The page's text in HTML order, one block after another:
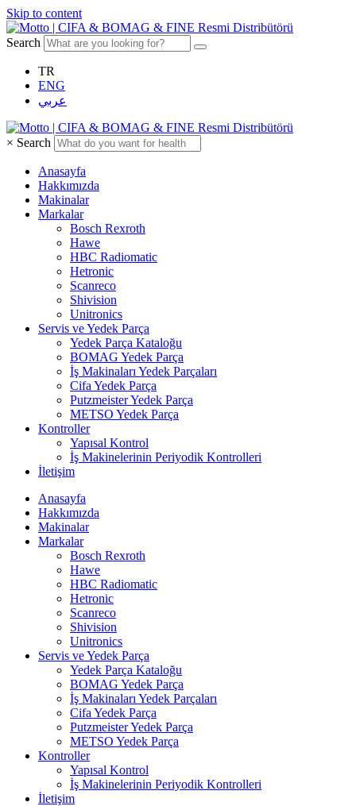
Skip to content
Search
TR
ENG
عربي
× Search
Anasayfa
Hakkımızda
Makinalar
Markalar
Bosch Rexroth
Hawe
HBC Radiomatic
Hetronic
Scanreco
Shivision
Unitronics
Servis ve Yedek Parça
Yedek Parça Kataloğu
BOMAG Yedek Parça
İş Makinaları Yedek Parçaları
Cifa Yedek Parça
Putzmeister Yedek Parça
METSO Yedek Parça
Kontroller
Yapısal Kontrol
İş Makinelerinin Periyodik Kontrolleri
İletişim
Anasayfa
Hakkımızda
Makinalar
Markalar
Bosch Rexroth
Hawe
HBC Radiomatic
Hetronic
Scanreco
Shivision
Unitronics
Servis ve Yedek Parça
Yedek Parça Kataloğu
BOMAG Yedek Parça
İş Makinaları Yedek Parçaları
Cifa Yedek Parça
Putzmeister Yedek Parça
METSO Yedek Parça
Kontroller
Yapısal Kontrol
İş Makinelerinin Periyodik Kontrolleri
İletişim